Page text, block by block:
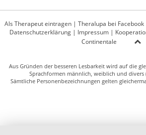
Als Therapeut eintragen | Theralupa bei Facebook
Datenschutzerklärung| Impressum|
Continentale
Aus Gründen der besseren Lesbarkeit wird auf die
Sprachformen männlich, weiblich und divers
Sämtliche Personenbezeichnungen gelten